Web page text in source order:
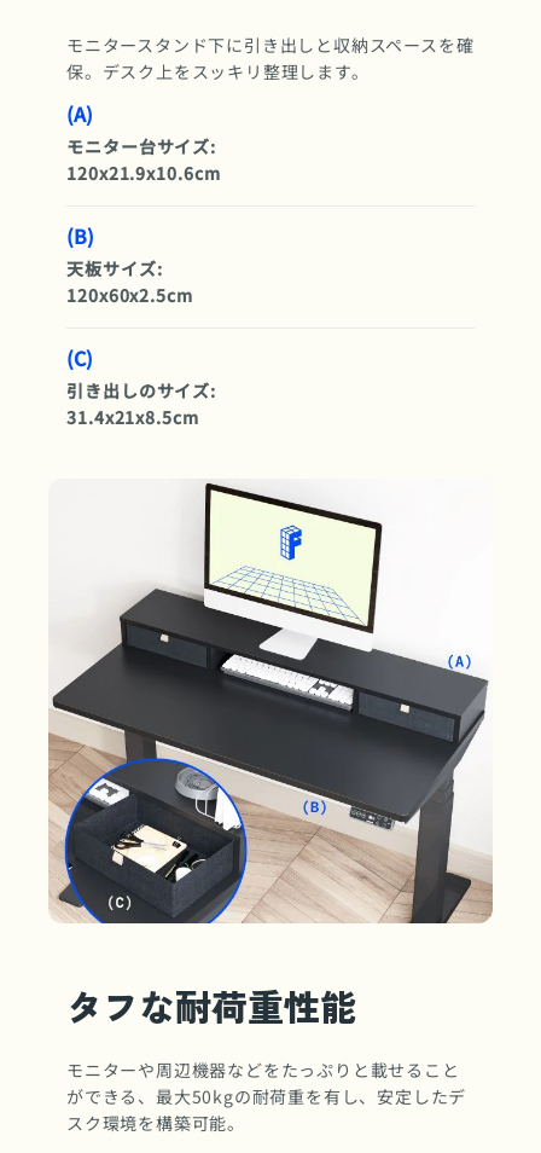
モニタースタンド下に引き出しと収納スペースを確
保。デスク上をスッキリ整理します。
(A)
モニター台サイズ:
120x21.9x10.6cm
(B)
天板サイズ:
120x60x2.5cm
(C)
引き出しのサイズ:
31.4x21x8.5cm
タフな耐荷重性能
モニターや周辺機器などをたっぷりと載せること
ができる、最大50kgの耐荷重を有し、安定したデ
スク環境を構築可能。